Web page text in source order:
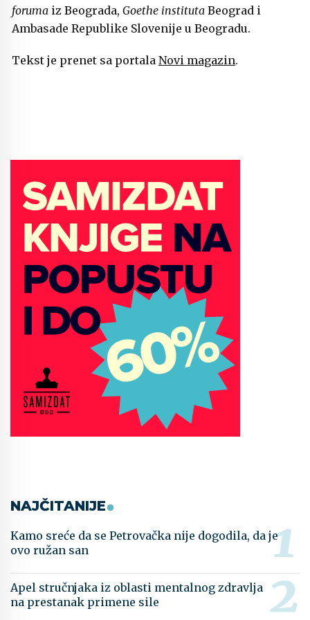
foruma iz Beograda, Goethe instituta Beograd i
Ambasade Republike Slovenije u Beogradu.
Tekst je prenet sa portala Novi magazin.
NAJČITANIJE
Kamo sreće da se Petrovačka nije dogodila, da je
ovo ružan san
Apel stručnjaka iz oblasti mentalnog zdravlja
na prestanak primene sile